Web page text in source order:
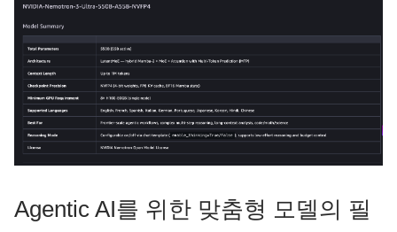
Agentic AI를 위한 맞춤형 모델의 필